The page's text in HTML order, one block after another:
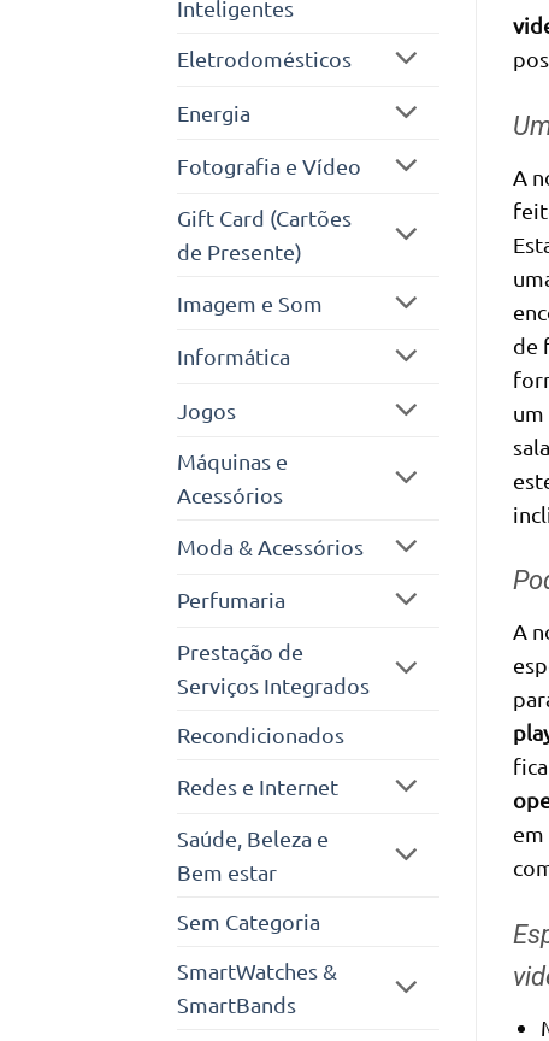
Inteligentes
Eletrodomésticos
Energia
Fotografia e Vídeo
Gift Card (Cartões
de Presente)
Imagem e Som
Informática
Jogos
Máquinas e
Acessórios
Moda & Acessórios
Perfumaria
Prestação de
Serviços Integrados
Recondicionados
Redes e Internet
Saúde, Beleza e
Bem estar
Sem Categoria
SmartWatches &
SmartBands
A
de
um
A
em